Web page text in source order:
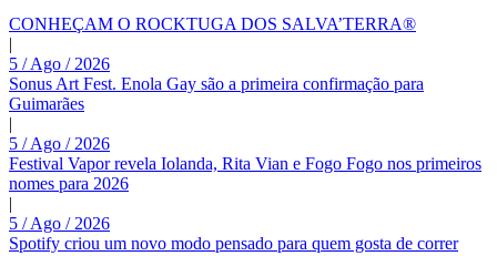
CONHEÇAM O ROCKTUGA DOS SALVA’TERRA®
|
5 / Ago / 2026
Sonus Art Fest. Enola Gay são a primeira confirmação para
Guimarães
|
5 / Ago / 2026
Festival Vapor revela Iolanda, Rita Vian e Fogo Fogo nos primeiros
nomes para 2026
|
5 / Ago / 2026
Spotify criou um novo modo pensado para quem gosta de correr